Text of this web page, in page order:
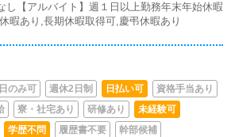
し【アルバイト】週１日以上勤務年末年始休暇
暇あり,長期休暇取得可,慶弔休暇あり
のみ可 週休2日制 日払い可
資格手当あり
寮・社宅あり 研修あり
未経験可
学歴不問 履歴書不要
幹部候補